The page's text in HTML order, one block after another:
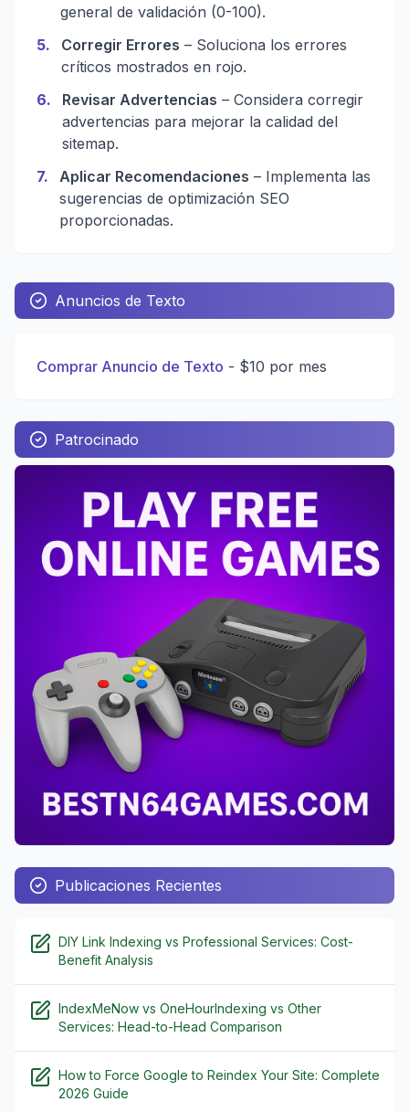
general de validación (0-100).
5. Corregir Errores – Soluciona los errores
críticos mostrados en rojo.
6. Revisar Advertencias – Considera corregir
advertencias para mejorar la calidad del
sitemap.
7. Aplicar Recomendaciones – Implementa las
sugerencias de optimización SEO
proporcionadas.
Anuncios de Texto
Comprar Anuncio de Texto - $10 por mes
Patrocinado
Publicaciones Recientes
DIY Link Indexing vs Professional Services: Cost-
Benefit Analysis
IndexMeNow vs OneHourIndexing vs Other
Services: Head-to-Head Comparison
How to Force Google to Reindex Your Site: Complete
2026 Guide